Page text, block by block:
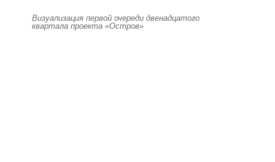
Визуализация первой очереди двенадцатого
квартала проекта «Остров»